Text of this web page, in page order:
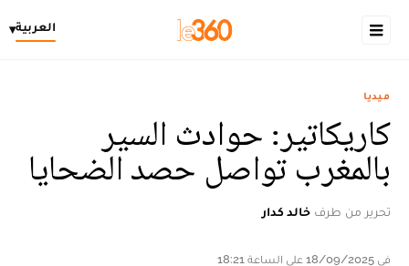
العربية▾
ميديا
كاريكاتير: حوادث السير
بالمغرب تواصل حصد الضحايا
تحرير من طرف خالد كدار
في 18/09/2025 على الساعة 18:21